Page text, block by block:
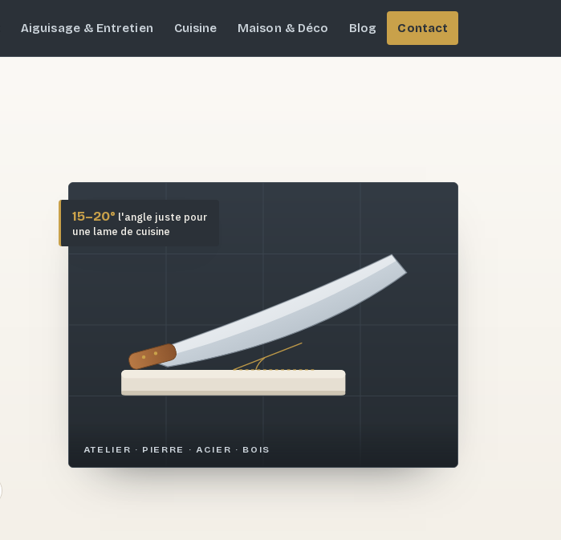
Aiguisage & Entretien Cuisine Maison & Déco Blog Contact
ATELIER · PIERRE · ACIER · BOIS
15–20° l'angle juste pour
une lame de cuisine